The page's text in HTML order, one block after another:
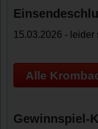
15.03.2026 - leider
Alle
Gewinnspiel-